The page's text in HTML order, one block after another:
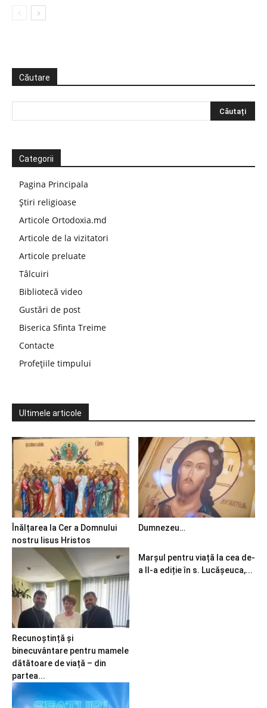
Căutare
Categorii
Pagina Principala
Știri religioase
Articole Ortodoxia.md
Articole de la vizitatori
Articole preluate
Tâlcuiri
Bibliotecă video
Gustări de post
Biserica Sfinta Treime
Contacte
Profețiile timpului
Ultimele articole
Înălțarea la Cer a Domnului
nostru Iisus Hristos
Dumnezeu…
Recunoștință și
binecuvântare pentru mamele
dătătoare de viață – din
partea...
Marșul pentru viață la cea de-
a II-a ediție în s. Lucășeuca,...